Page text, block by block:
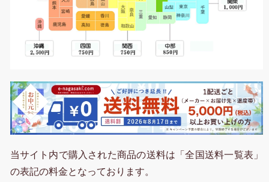
当サイト内で購入された商品の送料は「全国送料一覧表」
の表記の料金となっております。